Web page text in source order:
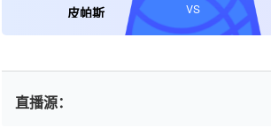
皮帕斯 VS
直播源：